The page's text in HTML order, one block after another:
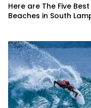
Here are The Five Best
Beaches in South